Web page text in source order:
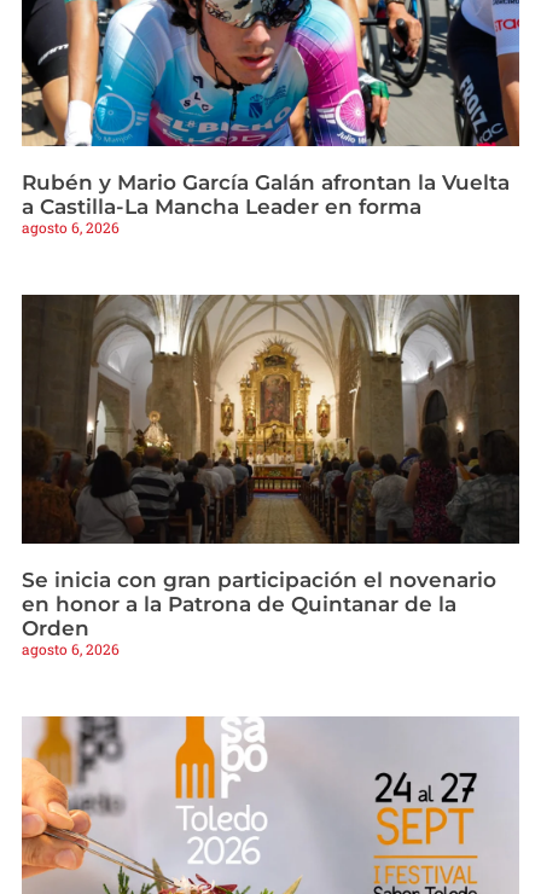
Rubén y Mario García Galán afrontan la Vuelta
a Castilla-La Mancha Leader en forma
agosto 6, 2026
Se inicia con gran participación el novenario
en honor a la Patrona de Quintanar de la
Orden
agosto 6, 2026